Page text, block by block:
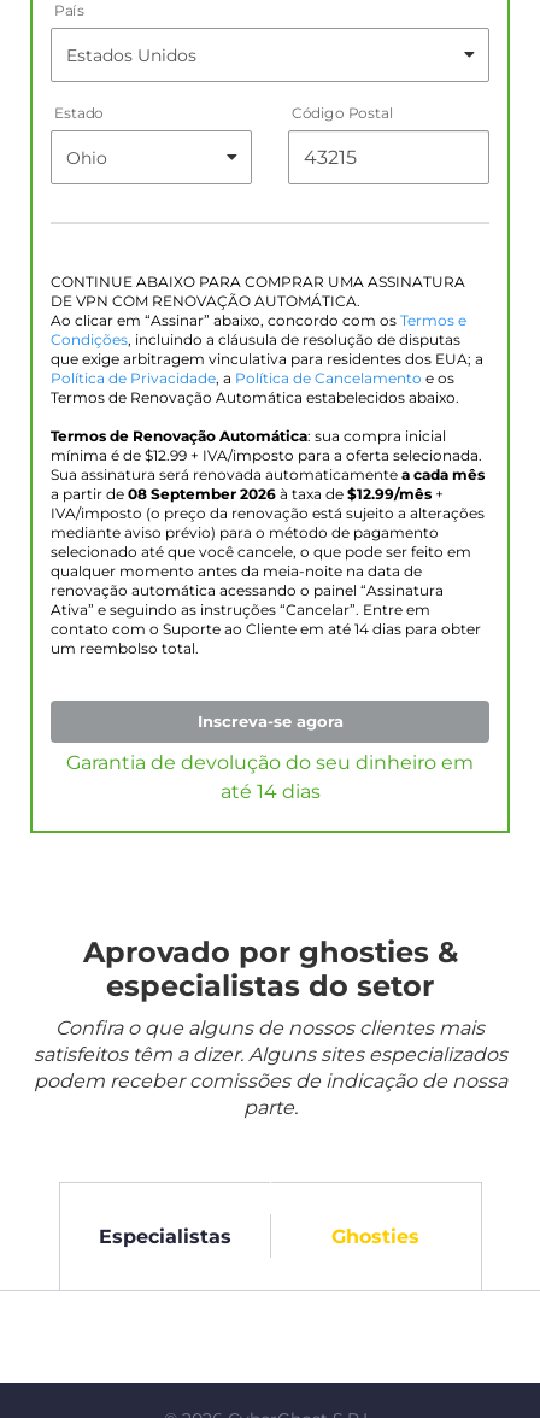
País
Estado Código Postal
CONTINUE ABAIXO PARA COMPRAR UMA ASSINATURA
DE VPN COM RENOVAÇÃO AUTOMÁTICA.
Ao clicar em “Assinar” abaixo, concordo com os Termos e
Condições, incluindo a cláusula de resolução de disputas
que exige arbitragem vinculativa para residentes dos EUA; a
Política de Privacidade, a Política de Cancelamento e os
Termos de Renovação Automática estabelecidos abaixo.
Termos de Renovação Automática: sua compra inicial
mínima é de $12.99 + IVA/imposto para a oferta selecionada.
Sua assinatura será renovada automaticamente a cada mês
a partir de 08 September 2026 à taxa de $12.99/mês +
IVA/imposto (o preço da renovação está sujeito a alterações
mediante aviso prévio) para o método de pagamento
selecionado até que você cancele, o que pode ser feito em
qualquer momento antes da meia-noite na data de
renovação automática acessando o painel “Assinatura
Ativa” e seguindo as instruções “Cancelar”. Entre em
contato com o Suporte ao Cliente em até 14 dias para obter
um reembolso total.
Inscreva-se agora
Garantia de devolução do seu dinheiro em
até 14 dias
Aprovado por ghosties &
especialistas do setor
Confira o que alguns de nossos clientes mais
satisfeitos têm a dizer. Alguns sites especializados
podem receber comissões de indicação de nossa
parte.
Especialistas Ghosties